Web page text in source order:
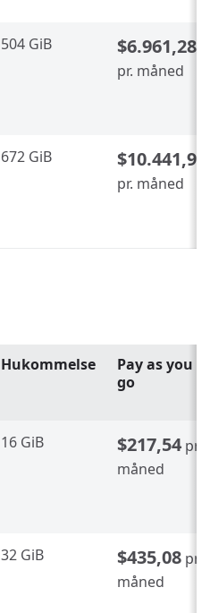
504 GiB $6.961,28
pr. måned
672 GiB $10.441,92
pr. måned
Hukommelse
Pay as you
go
16 GiB $217,54 pr.
måned
32 GiB $435,08 pr.
måned